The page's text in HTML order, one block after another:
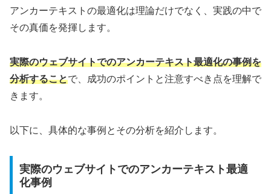
アンカーテキストの最適化は理論だけでなく、実践の中で
その真価を発揮します。
実際のウェブサイトでのアンカーテキスト最適化の事例を
分析することで、成功のポイントと注意すべき点を理解で
きます。
以下に、具体的な事例とその分析を紹介します。
実際のウェブサイトでのアンカーテキスト最適
化事例